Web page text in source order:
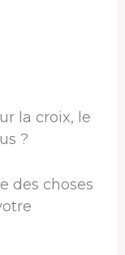
la croix, le
?
des choses